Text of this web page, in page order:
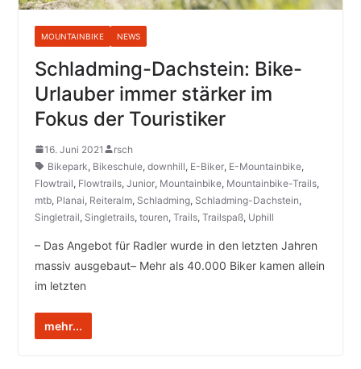
MOUNTAINBIKE NEWS
Schladming-Dachstein: Bike-
Urlauber immer stärker im
Fokus der Touristiker
16. Juni 2021
rsch
Bikepark, Bikeschule, downhill, E-Biker, E-Mountainbike,
Flowtrail, Flowtrails, Junior, Mountainbike, Mountainbike-Trails,
mtb, Planai, Reiteralm, Schladming, Schladming-Dachstein,
Singletrail, Singletrails, touren, Trails, Trailspaß, Uphill
– Das Angebot für Radler wurde in den letzten Jahren
massiv ausgebaut– Mehr als 40.000 Biker kamen allein
im letzten
mehr...